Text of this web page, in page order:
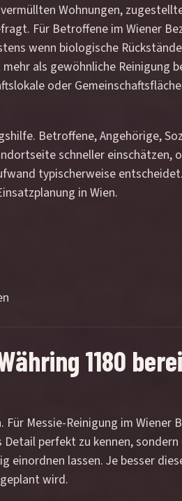
Wohnungen,
Für Betroffene im Wiener
wenn biologische
als gewöhnliche Reinigung
oder
Betroffene, Angehörige,
schneller einschätzen,
typischerweise
in Wien.
1180
Messie-Reinigung im Wiener
perfekt zu kennen, sondern
einordnen lassen. Je besser
wird.